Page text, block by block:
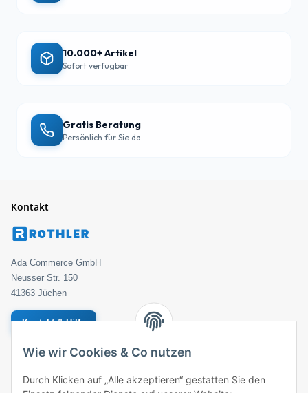
10.000+ Artikel
Sofort verfügbar
Gratis Beratung
Persönlich für Sie da
Kontakt
Ada Commerce GmbH
Neusser Str. 150
41363 Jüchen
Kontakt & Hilfe
Geprüfter Händler
Bestellung
Wie wir Cookies & Co nutzen
Durch Klicken auf „Alle akzeptieren“ gestatten Sie den